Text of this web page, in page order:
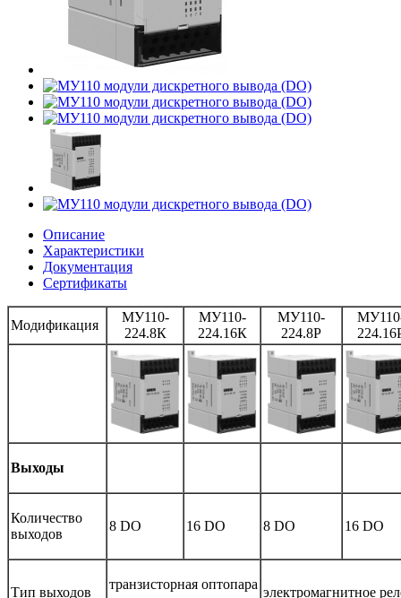
Описание
Характеристики
Документация
Сертификаты
Модификация
МУ110-
224.8К
МУ110-
224.16К
МУ110-
224.8Р
Выходы
Количество
выходов
8 DO 16 DO 8 DO 16 DO
Тип выходов
транзисторная оптопара
электромагнитное